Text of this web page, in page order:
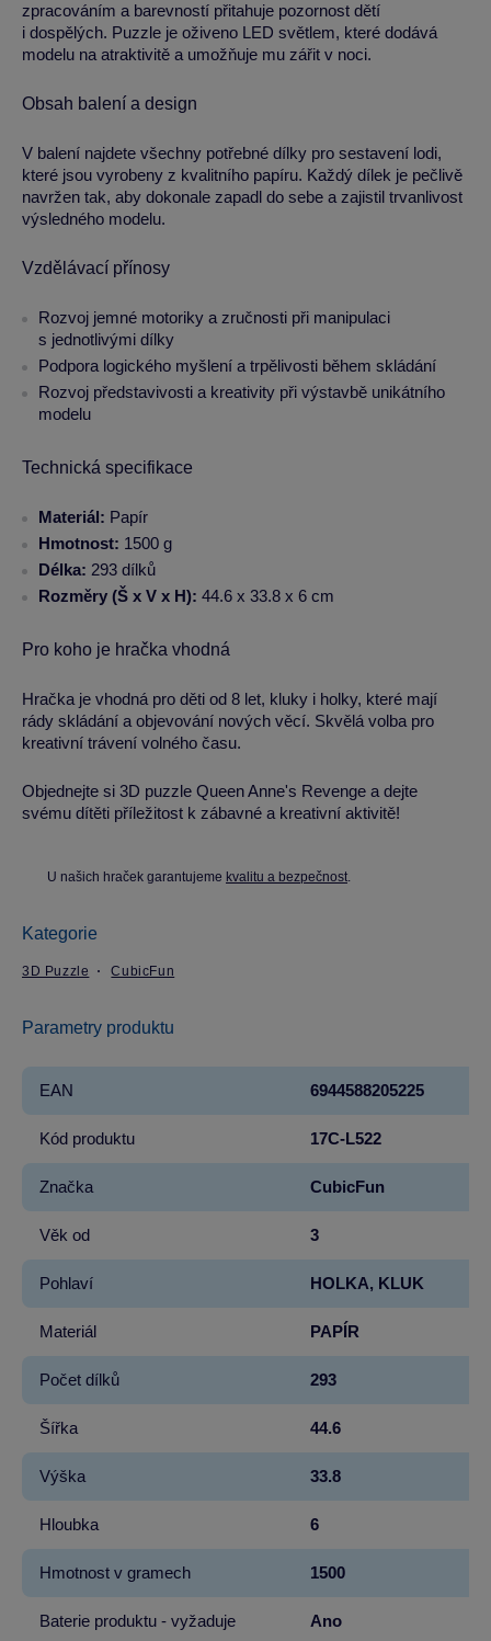
zpracováním a barevností přitahuje pozornost dětí
i dospělých. Puzzle je oživeno LED světlem, které dodává
modelu na atraktivitě a umožňuje mu zářit v noci.
Obsah balení a design
V balení najdete všechny potřebné dílky pro sestavení lodi,
které jsou vyrobeny z kvalitního papíru. Každý dílek je pečlivě
navržen tak, aby dokonale zapadl do sebe a zajistil trvanlivost
výsledného modelu.
Vzdělávací přínosy
Rozvoj jemné motoriky a zručnosti při manipulaci
s jednotlivými dílky
Podpora logického myšlení a trpělivosti během skládání
Rozvoj představivosti a kreativity při výstavbě unikátního
modelu
Technická specifikace
Materiál: Papír
Hmotnost: 1500 g
Délka: 293 dílků
Rozměry (Š x V x H): 44.6 x 33.8 x 6 cm
Pro koho je hračka vhodná
Hračka je vhodná pro děti od 8 let, kluky i holky, které mají
rády skládání a objevování nových věcí. Skvělá volba pro
kreativní trávení volného času.
Objednejte si 3D puzzle Queen Anne's Revenge a dejte
svému dítěti příležitost k zábavné a kreativní aktivitě!
U našich hraček garantujeme kvalitu a bezpečnost.
Kategorie
3D Puzzle CubicFun
Parametry produktu
EAN 6944588205225
Kód produktu 17C-L522
Značka CubicFun
Věk od 3
Pohlaví HOLKA, KLUK
Materiál PAPÍR
Počet dílků 293
Šířka 44.6
Výška 33.8
Hloubka 6
Hmotnost v gramech 1500
Baterie produktu - vyžaduje Ano